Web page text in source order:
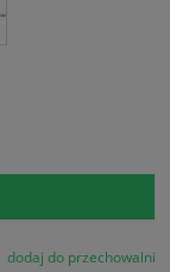
dodaj do przechowalni